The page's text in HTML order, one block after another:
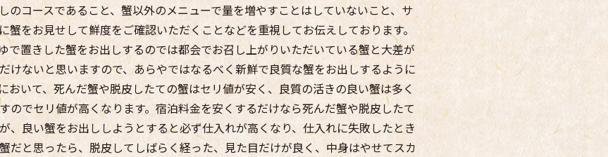
のコースであること、蟹以外のメニューで量を増やすことはしていないこと、サ
蟹をお見せして鮮度をご確認いただくことなどを重視してお伝えしております。
で置きした蟹をお出しするのでは都会でお召し上がりいただいている蟹と大差が
けないと思いますので、あらやではなるべく新鮮で良質な蟹をお出しするように
おいて、死んだ蟹や脱皮したての蟹はセリ値が安く、良質の活きの良い蟹は多く
のでセリ値が高くなります。宿泊料金を安くするだけなら死んだ蟹や脱皮したて
、良い蟹をお出ししようとすると必ず仕入れが高くなり、仕入れに失敗したとき
だと思ったら、脱皮してしばらく経った、見た目だけが良く、中身はやせてスカ